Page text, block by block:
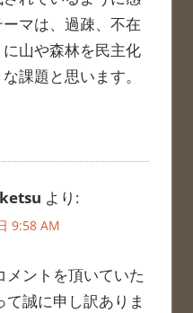
マは、過疎、不在
山や森林を民主化
課題と思います。
より:
9:58 AM
ントを頂いていた
誠に申し訳ありま